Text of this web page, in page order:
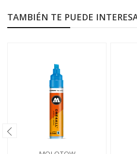
TAMBIÉN TE PUEDE